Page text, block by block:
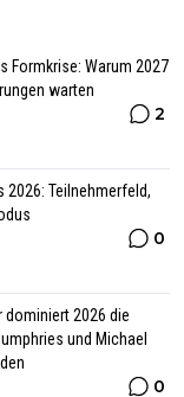
Formkrise: Warum 2027
warten
2
2026: Teilnehmerfeld,
0
dominiert 2026 die
und Michael
0